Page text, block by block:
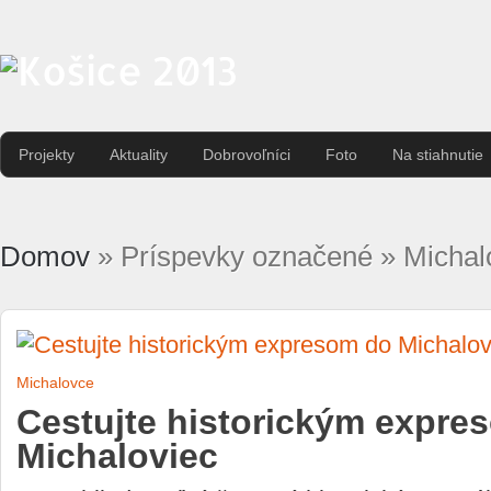
Projekty Aktuality Dobrovoľníci Foto Na stiahnutie
Domov » Príspevky označené »
Michalovce
Cestujte historickým
Michaloviec